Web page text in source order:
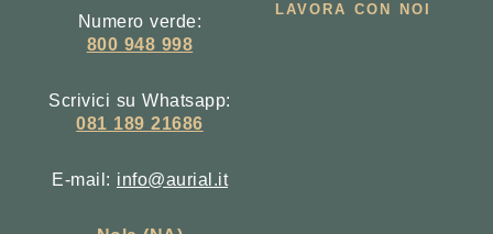
Numero verde:
800 948 998
Scrivici su Whatsapp:
081 189 21686
E-mail: info@aurial.it
LAVORA CON NOI